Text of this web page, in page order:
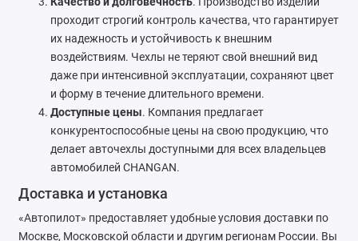
Mitsubishi
Nissan
Omoda
Opel
Peugeot
Ravon
Renault
проходит строгий контроль качества, что гарантирует
их надежность и устойчивость к внешним
воздействиям. Чехлы не теряют свой внешний вид
даже при интенсивной эксплуатации, сохраняют цвет
и форму в течение длительного времени.
Доступные цены. Компания предлагает
конкурентоспособные цены на свою продукцию, что
делает авточехлы доступными для всех владельцев
автомобилей CHANGAN.
Доставка и установка
«Автопилот» предоставляет удобные условия доставки по
Москве, Московской области и другим регионам России. Вы